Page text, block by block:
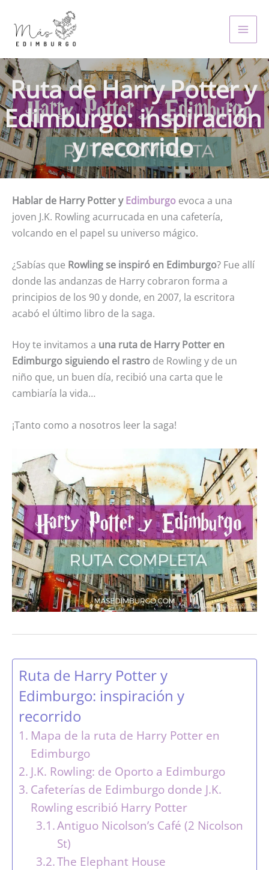
content
Ruta de Harry Potter y
Edimburgo: inspiración
y recorrido
Hablar de Harry Potter yEdimburgo evoca a una
joven J.K. Rowling acurrucada en una cafetería,
volcando en el papel su universo mágico.
¿Sabías que Rowling se inspiró en Edimburgo? Fue allí
donde las andanzas de Harry cobraron forma a
principios de los 90 y donde, en 2007, la escritora
acabó el último libro de la saga.
Hoy te invitamos a una ruta de Harry Potter en
Edimburgo siguiendo el rastro de Rowling y de un
niño que, un buen día, recibió una carta que le
cambiaría la vida…
¡Tanto como a nosotros leer la saga!
Ruta de Harry Potter y
Edimburgo: inspiración y
recorrido
Mapa de la ruta de Harry Potter en
Edimburgo
J.K. Rowling: de Oporto a Edimburgo
Cafeterías de Edimburgo donde J.K.
Rowling escribió Harry Potter
Antiguo Nicolson’s Café (2 Nicolson
St)
The Elephant House